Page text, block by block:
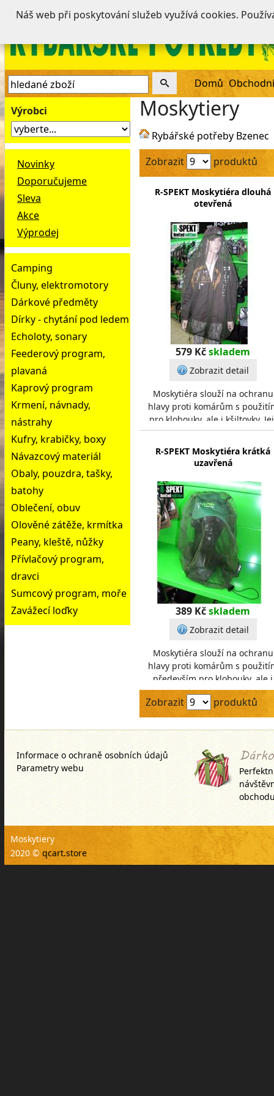
Domů
Výrobci
Novinky
Doporučujeme
Sleva
Akce
Výprodej
Camping
Čluny, elektromotory
Dárkové předměty
Dírky - chytání pod ledem
Echoloty, sonary
Feederový program,
plavaná
Kaprový program
Krmení, návnady,
nástrahy
Kufry, krabičky, boxy
Návazcový materiál
Obaly, pouzdra, tašky,
batohy
Oblečení, obuv
Olověné zátěže, krmítka
Peany, kleště, nůžky
Přívlačový program,
dravci
Sumcový program, moře
Zavážecí loďky
Moskytiery
Rybářské potřeby Bzenec
Zobrazit
produktů
R-SPEKT Moskytiéra dlouhá
otevřená
579 Kčskladem
Zobrazit detail
Moskytiéra slouží na ochranu
hlavy proti komárům s
pro klobouky, ale i kšiltovky.
horní část je otevřená a
stahovací g
R-SPEKT Moskytiéra krátká
uzavřená
389 Kčskladem
Zobrazit detail
Moskytiéra slouží na ochranu
hlavy proti komárům s
především pro klobouky, ale i
kšiltovky. Její horní část je v
případě uzav
Zobrazit produktů
Informace o ochraně osobních údajů
Parametry webu
Moskytiery
2020 © qcart.store
Náš web při poskytování služeb využívá cookies.